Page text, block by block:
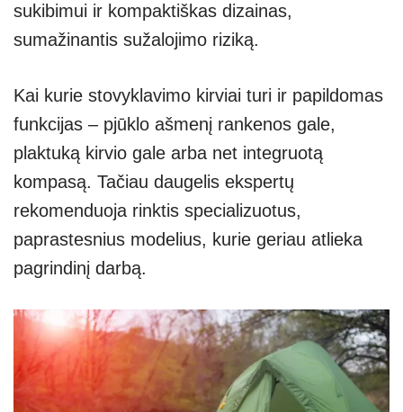
sukibimui ir kompaktiškas dizainas,
sumažinantis sužalojimo riziką.
Kai kurie stovyklavimo kirviai turi ir papildomas
funkcijas – pjūklo ašmenį rankenos gale,
plaktuką kirvio gale arba net integruotą
kompasą. Tačiau daugelis ekspertų
rekomenduoja rinktis specializuotus,
paprastesnius modelius, kurie geriau atlieka
pagrindinį darbą.